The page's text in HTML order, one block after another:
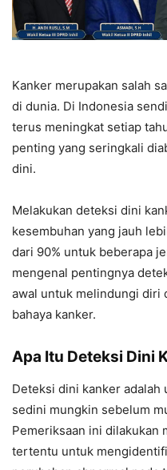
Kanker merupakan salah
di dunia. Di Indonesia
terus meningkat setiap
penting yang seringkali
dini.
Melakukan deteksi dini
kesembuhan yang jauh
dari 90% untuk beberapa
mengenal pentingnya
awal untuk melindungi diri
bahaya kanker.
Apa Itu Deteksi Dini
Deteksi dini kanker adalah
sedini mungkin sebelum
Pemeriksaan ini dilakukan
tertentu untuk